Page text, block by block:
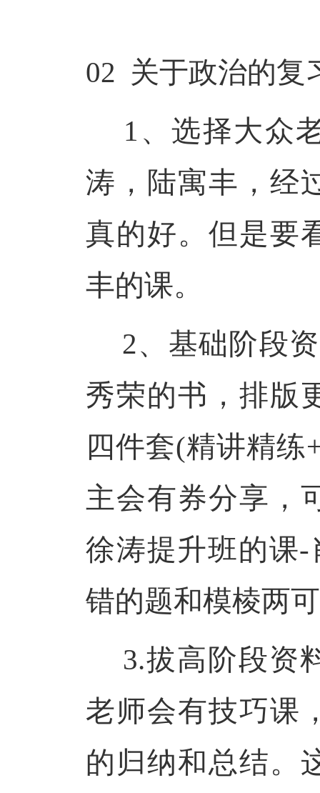
02 关于政治的复
1、选择大众
涛，陆寓丰，经
真的好。但是要
丰的课。
2、基础阶段
秀荣的书，排版
四件套(精讲精练
主会有券分享，
徐涛提升班的课-
错的题和模棱两
3.拔高阶段资
老师会有技巧课
的归纳和总结。